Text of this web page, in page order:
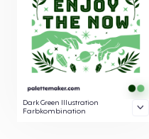
Dark Green Illustration
Farbkombination